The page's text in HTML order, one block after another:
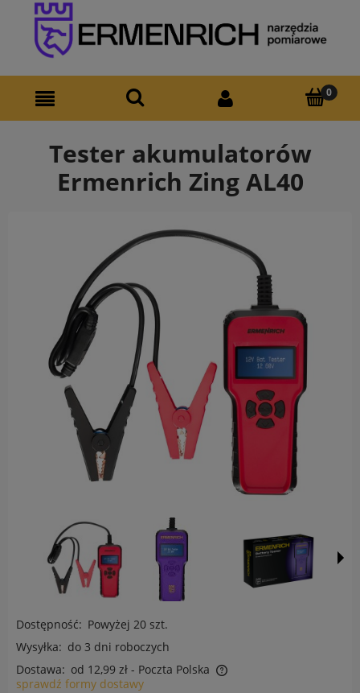
Tester akumulatorów
Ermenrich Zing AL40
Dostępność: Powyżej 20 szt.
Wysyłka: do 3 dni roboczych
Dostawa: od 12,99 zł - Poczta Polska
sprawdź formy dostawy